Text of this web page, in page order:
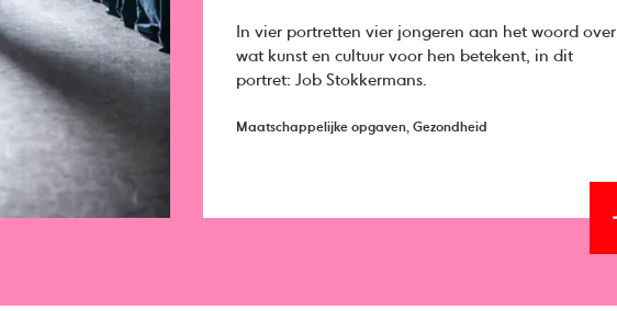
In vier portretten vier jongeren aan het woord over
wat kunst en cultuur voor hen betekent, in dit
portret: Job Stokkermans.
Maatschappelijke opgaven, Gezondheid